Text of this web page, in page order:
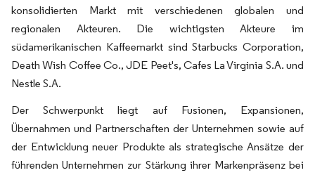
konsolidierten Markt mit verschiedenen globalen und
regionalen Akteuren. Die wichtigsten Akteure im
südamerikanischen Kaffeemarkt sind Starbucks Corporation,
Death Wish Coffee Co., JDE Peet's, Cafes La Virginia S.A. und
Nestle S.A.
Der Schwerpunkt liegt auf Fusionen, Expansionen,
Übernahmen und Partnerschaften der Unternehmen sowie auf
der Entwicklung neuer Produkte als strategische Ansätze der
führenden Unternehmen zur Stärkung ihrer Markenpräsenz bei